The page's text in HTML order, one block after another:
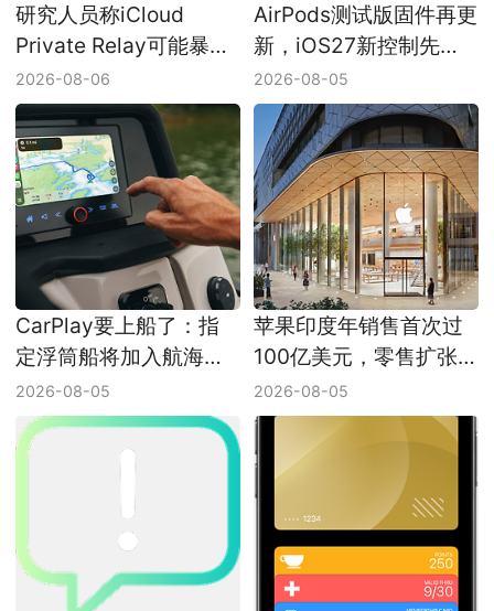
研究人员称iCloud
Private Relay可能暴露
真实IP，Apple尚未回应
2026-08-06
AirPods测试版固件再更
新，iOS27新控制先在
开发者手里联动
2026-08-05
CarPlay要上船了：指
定浮筒船将加入航海导
航
2026-08-05
苹果印度年销售首次过
100亿美元，零售扩张
开始兑现
2026-08-05